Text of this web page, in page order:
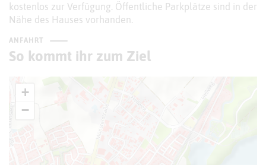
kostenlos zur Verfügung. Öffentliche Parkplätze sind in der
Nähe des Hauses vorhanden.
ANFAHRT
So kommt ihr zum Ziel
+
−